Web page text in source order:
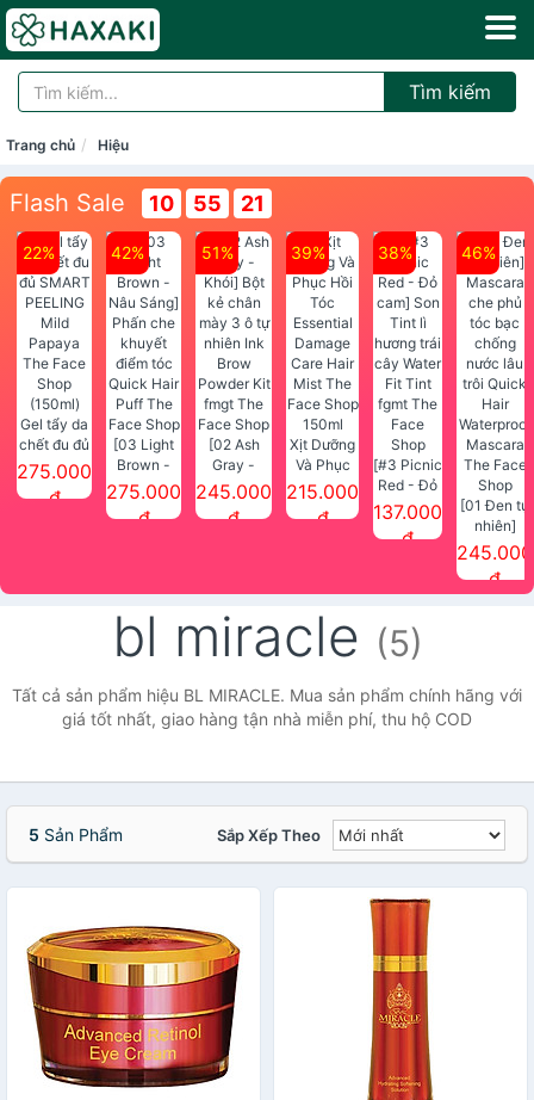
Tìm kiếm
Trang chủ Hiệu
Flash Sale 10 55 21
22%
Gel tẩy da
chết đu đủ
SMART
PEELING
275.000
đ
42%
[03 Light
Brown -
Nâu Sáng]
Phấn che
275.000
đ
51%
[02 Ash
Gray -
Khói] Bột
kẻ chân
Face Shop
245.000
đ
39%
Xịt Dưỡng
Và Phục
Hồi Tóc
Essential
215.000
đ
38%
[#3 Picnic
Red - Đỏ
cam] Son
Face
Shop
137.000
đ
46%
[01 Đen tự
nhiên]
Mascara
che phủ
Waterproof
Mascara
The Face
245.000
đ
bl miracle (5)
Tất cả sản phẩm hiệu BL MIRACLE. Mua sản phẩm chính hãng với
giá tốt nhất, giao hàng tận nhà miễn phí, thu hộ COD
5 Sản Phẩm Sắp Xếp Theo